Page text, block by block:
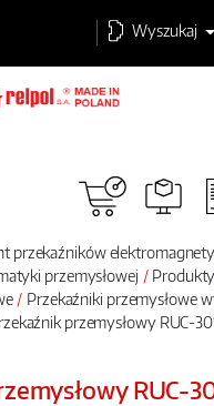
Wyszukaj
przekaźników
przemysłowej
Produkty
Przekaźniki przemysłowe
przemysłowy RUC-
RUC-